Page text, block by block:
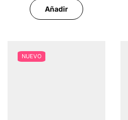
Añadir
NUEVO